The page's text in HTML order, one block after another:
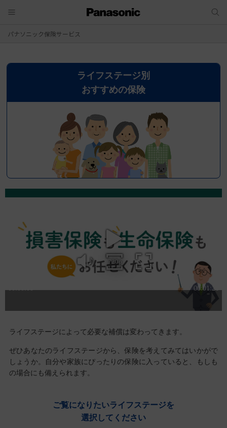
パナソニック保険サービス
ライフステージ別
おすすめの保険
ライフステージによって必要な補償は変わってきます。
ぜひあなたのライフステージから、保険を考えてみてはいかがで
しょうか。
自分や家族にぴったりの保険に入っていると、もしも
の場合にも備えられます。
ご覧になりたいライフステージを
選択してください